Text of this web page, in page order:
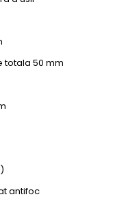
totala 50 mm
antifoc